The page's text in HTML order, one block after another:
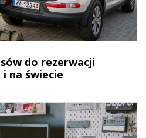
do rezerwacji
na świecie